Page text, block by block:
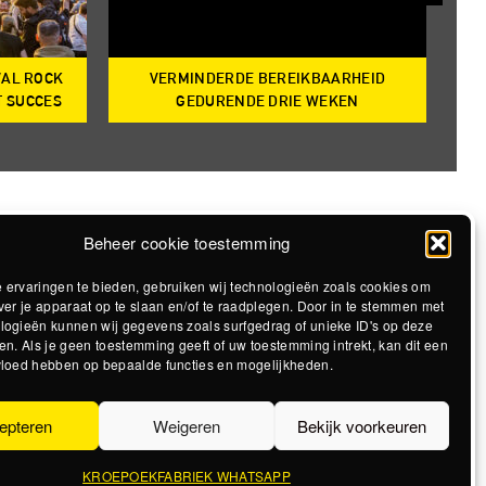
Beheer cookie toestemming
ervaringen te bieden, gebruiken wij technologieën zoals cookies om
je apparaat op te slaan en/of te raadplegen. Door in te stemmen met
kunnen wij gegevens zoals surfgedrag of unieke ID's op deze
Als je geen toestemming geeft of uw toestemming intrekt, kan dit een
hebben op bepaalde functies en mogelijkheden.
Weigeren Bekijk voorkeuren
KROEPOEKFABRIEK WHATSAPP
ROCK
SUCCES
VERMINDERDE BEREIKBAARHEID
GEDURENDE DRIE WEKEN